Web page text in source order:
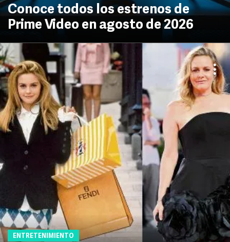
Conoce todos los estrenos de
Prime Video en agosto de 2026
ENTRETENIMIENTO